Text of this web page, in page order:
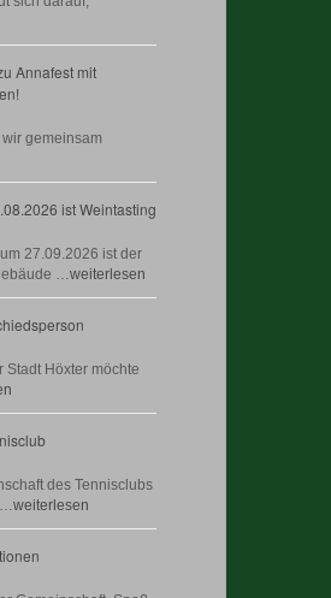
Annafest mit
gemeinsam
ist Weintasting
27.09.2026 ist der
…weiterlesen
Stadt Höxter möchte
des Tennisclubs
…weiterlesen